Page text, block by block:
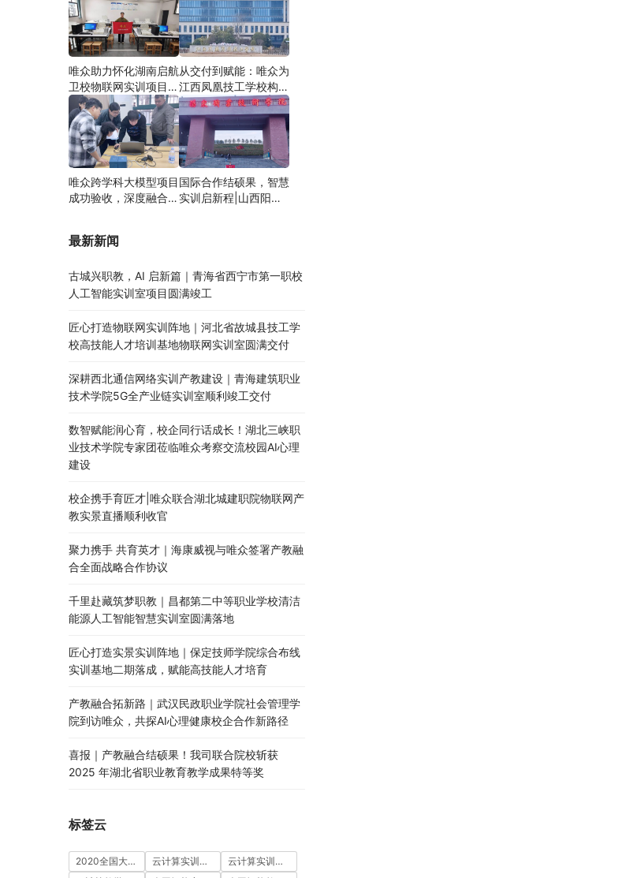
实训项目圆满落地
“AI+农业”新路径
唯众助力怀化湖南启航
卫校物联网实训项目圆
满交付，共筑医工融合
人才培养新生态
从交付到赋能：唯众为
江西凤凰技工学校构建
“教、学、做”一体化网
络实训环境
唯众跨学科大模型项目
成功验收，深度融合边
级
国际合作结硕果，智慧
实训启新程|山西阳泉
最新新闻
古城兴职教，AI 启新篇｜青海省西宁市第一职校
人工智能实训室项目圆满竣工
匠心打造物联网实训阵地｜河北省故城县技工学
校高技能人才培训基地物联网实训室圆满交付
深耕西北通信网络实训产教建设｜青海建筑职业
技术学院5G全产业链实训室顺利竣工交付
数智赋能润心育，校企同行话成长！湖北三峡职
业技术学院专家团莅临唯众考察交流校园AI心理
建设
校企携手育匠才|唯众联合湖北城建职院物联网产
教实景直播顺利收官
聚力携手 共育英才｜海康威视与唯众签署产教融
合全面战略合作协议
千里赴藏筑梦职教｜昌都第二中等职业学校清洁
能源人工智能智慧实训室圆满落地
匠心打造实景实训阵地｜保定技师学院综合布线
实训基地二期落成，赋能高技能人才培育
产教融合拓新路｜武汉民政职业学院社会管理学
院到访唯众，共探AI心理健康校企合作新路径
喜报｜产教融合结硕果！我司联合院校斩获
2025 年湖北省职业教育教学成果特等奖
标签云
2020全国大学生5G技术及应用大赛 云计算实训室建设方案
云计算实训平台